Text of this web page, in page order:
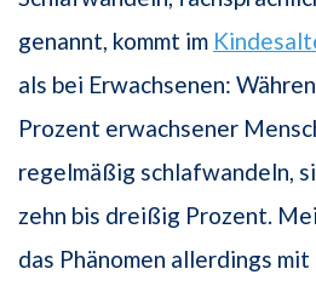
genannt, kommt im
als bei Erwachsenen:
Prozent erwachsener
regelmäßig schlafwandeln,
zehn bis dreißig Prozent.
das Phänomen allerdings